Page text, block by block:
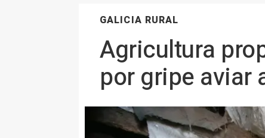
GALICIA RURAL
Agricultura
por gripe aviar